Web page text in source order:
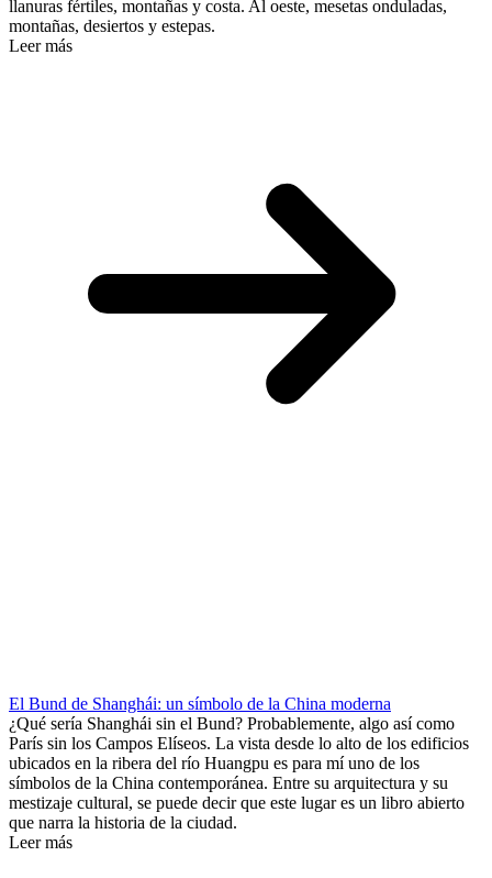
llanuras fértiles, montañas y costa. Al oeste, mesetas onduladas,
montañas, desiertos y estepas.
Leer más
El Bund de Shanghái: un símbolo de la China moderna
¿Qué sería Shanghái sin el Bund? Probablemente, algo así como
París sin los Campos Elíseos. La vista desde lo alto de los edificios
ubicados en la ribera del río Huangpu es para mí uno de los
símbolos de la China contemporánea. Entre su arquitectura y su
mestizaje cultural, se puede decir que este lugar es un libro abierto
que narra la historia de la ciudad.
Leer más